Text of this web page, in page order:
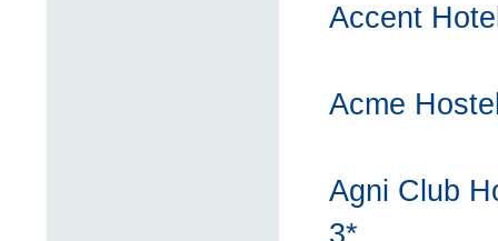
Accent
Acme
Agni Club
3*